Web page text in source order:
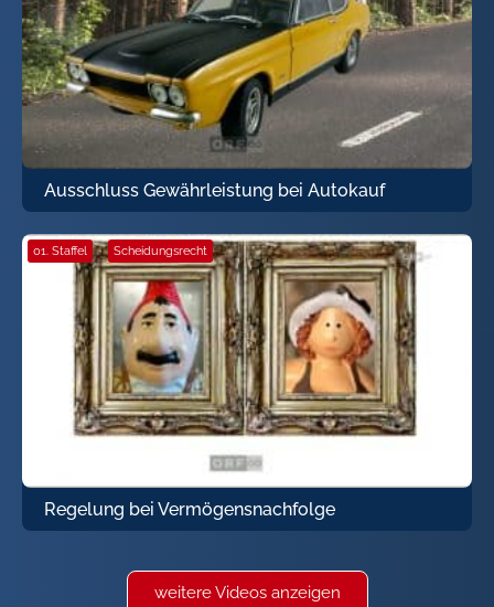
Ausschluss Gewährleistung bei Autokauf
01. Staffel · Scheidungsrecht
Regelung bei Vermögensnachfolge
weitere Videos anzeigen